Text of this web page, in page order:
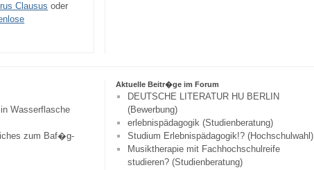
Clausus oder
Wasserflasche
zum Baf�g-
Aktuelle Beitr�ge im Forum
DEUTSCHE LITERATUR HU BERLIN
(Bewerbung)
erlebnispädagogik (Studienberatung)
Studium Erlebnispädagogik!? (Hochschulwahl)
Musiktherapie mit Fachhochschulreife
studieren? (Studienberatung)